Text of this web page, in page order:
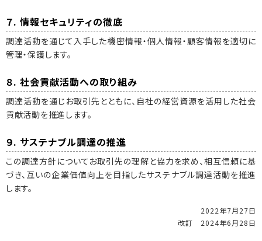
７. 情報セキュリティの徹底
調達活動を通じて入手した機密情報・個人情報・顧客情報を適切に
管理・保護します。
８. 社会貢献活動への取り組み
調達活動を通じお取引先とともに、自社の経営資源を活用した社会
貢献活動を推進します。
９. サステナブル調達の推進
この調達方針についてお取引先の理解と協力を求め、相互信頼に基
づき、互いの企業価値向上を目指したサステナブル調達活動を推進
します。
2022年7月27日
改訂 2024年6月28日